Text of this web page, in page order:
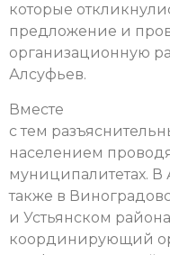
которые
предложение и
организационную
Алсуфьев.
Вместе
с тем
населением
муниципалитетах. В
также в
и Устьянском
координирующий